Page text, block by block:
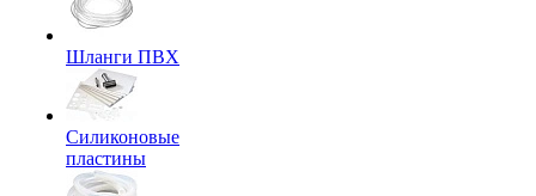
Шланги ПВХ
Силиконовые
пластины